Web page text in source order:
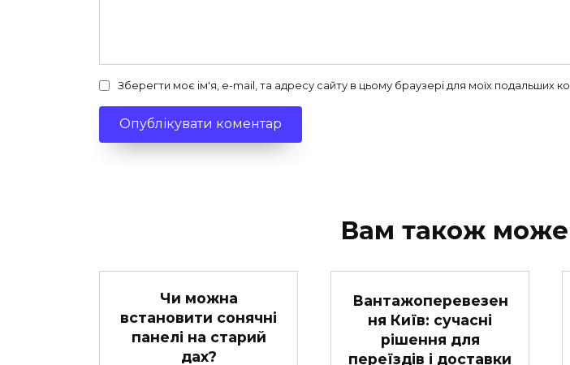
Зберегти моє ім'я, e-mail, та адресу сайту в цьому браузері для моїх подальших
Вам також може
Чи можна
встановити сонячні
панелі на старий
дах?
Вантажоперевезен
ня Київ: сучасні
рішення для
переїздів і доставки